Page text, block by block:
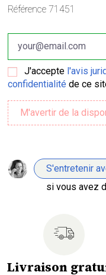
Référence 71451
J'accepte l'avis
confidentialité de ce
S'entretenir
si vous avez
Livraison